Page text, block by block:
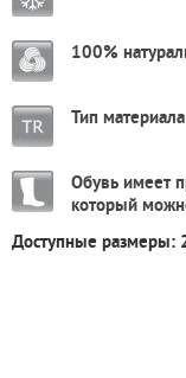
100%
Тип
Обувь имеет
который
Доступные размеры: